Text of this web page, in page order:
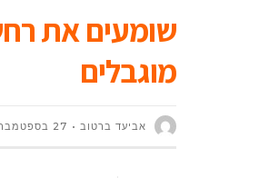
מוגבלים
אביעד ברטוב 27 בספטמבר 2018